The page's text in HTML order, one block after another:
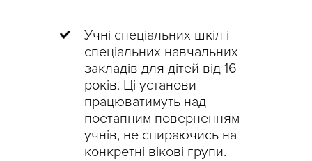
Учні спеціальних шкіл і
спеціальних навчальних
закладів для дітей від 16
років. Ці установи
працюватимуть над
поетапним поверненням
учнів, не спираючись на
конкретні вікові групи.